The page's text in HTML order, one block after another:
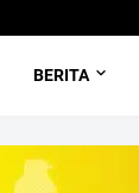
BERITA